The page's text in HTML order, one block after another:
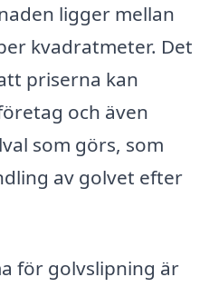
ligger mellan
kvadratmeter. Det
priserna kan
och även
som görs, som
av golvet efter
för golvslipning är